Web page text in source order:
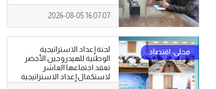
2026-08-05 16:07:07
لجنة إعداد الاستراتيجية
الوطنية للهيدروجين الأخضر
تعقد اجتماعها العاشر
لاستكمال إعداد الاستراتيجية